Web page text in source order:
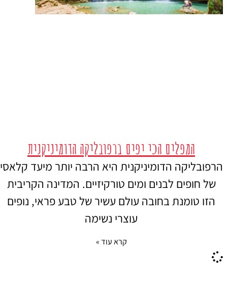
המפלים הכי יפים ברפובליקה הדומיניקנית
הרפובליקה הדומיניקנית היא הרבה יותר מיעד קלאסי
של חופים לבנים ומים טורקיזיים. המדינה הקריבית
הזו טומנת בחובה עולם עשיר של טבע פראי, נופים
עוצרי נשימה
קרא עוד »